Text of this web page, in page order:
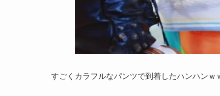
すごくカラフルなパンツで到着したハンハンｗ